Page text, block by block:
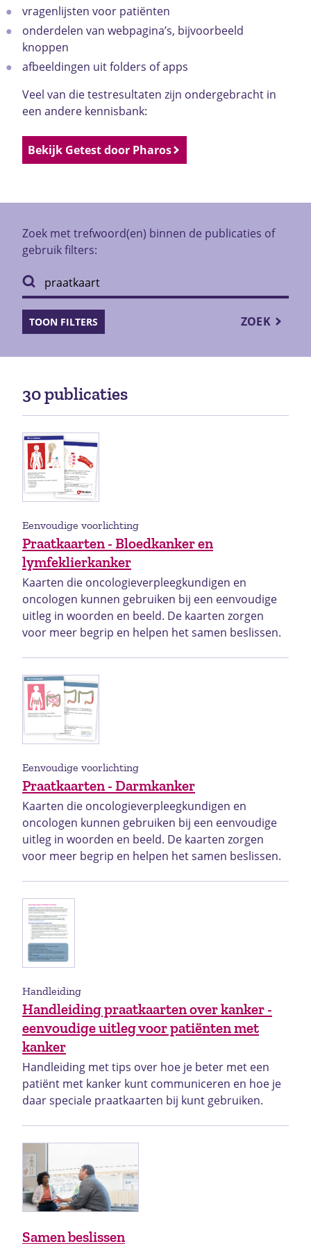
vragenlijsten voor patiënten
onderdelen van webpagina’s, bijvoorbeeld
knoppen
afbeeldingen uit folders of apps
Veel van die testresultaten zijn ondergebracht in
een andere kennisbank:
Bekijk Getest door Pharos
Zoek met trefwoord(en) binnen de publicaties of
gebruik filters:
ZOEK
TOON FILTERS
30 publicaties
Praatkaarten - Bloedkanker en
lymfeklierkanker
Eenvoudige voorlichting
Kaarten die oncologieverpleegkundigen en
oncologen kunnen gebruiken bij een eenvoudige
uitleg in woorden en beeld. De kaarten zorgen
voor meer begrip en helpen het samen beslissen.
Praatkaarten - Darmkanker
Eenvoudige voorlichting
Kaarten die oncologieverpleegkundigen en
oncologen kunnen gebruiken bij een eenvoudige
uitleg in woorden en beeld. De kaarten zorgen
voor meer begrip en helpen het samen beslissen.
Handleiding praatkaarten over kanker -
eenvoudige uitleg voor patiënten met
kanker
Handleiding
Handleiding met tips over hoe je beter met een
patiënt met kanker kunt communiceren en hoe je
daar speciale praatkaarten bij kunt gebruiken.
Samen beslissen